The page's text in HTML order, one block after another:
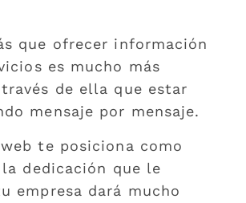
que ofrecer información
es mucho más
de ella que estar
mensaje por mensaje.
te posiciona como
dedicación que le
empresa dará mucho